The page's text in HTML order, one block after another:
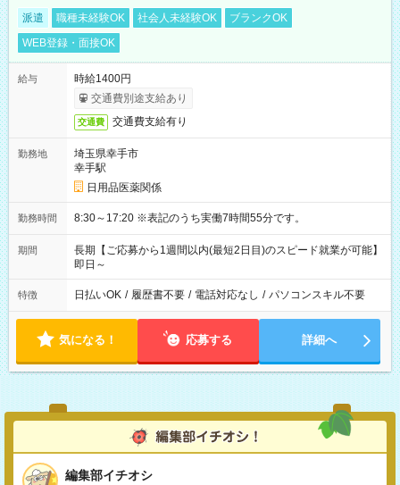
派遣 職種未経験OK 社会人未経験OK
ブランクOK
WEB登録・面接OK
給与
時給1400円
交通費別途支給あり
交通費 交通費支給有り
勤務地
埼玉県幸手市
幸手駅
日用品医薬関係
勤務時間 8:30～17:20 ※表記のうち実働7時間55分です。
期間
長期【ご応募から1週間以内(最短2日目)のスピード就業が可能】
即日～
特徴 日払いOK / 履歴書不要 / 電話対応なし / パソコンスキル不要
気になる！ 応募する 詳細へ
編集部イチオシ